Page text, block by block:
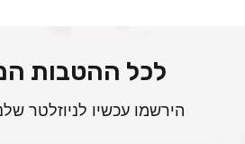
לכל ההטבות
הירשמו עכשיו לניוזלטר